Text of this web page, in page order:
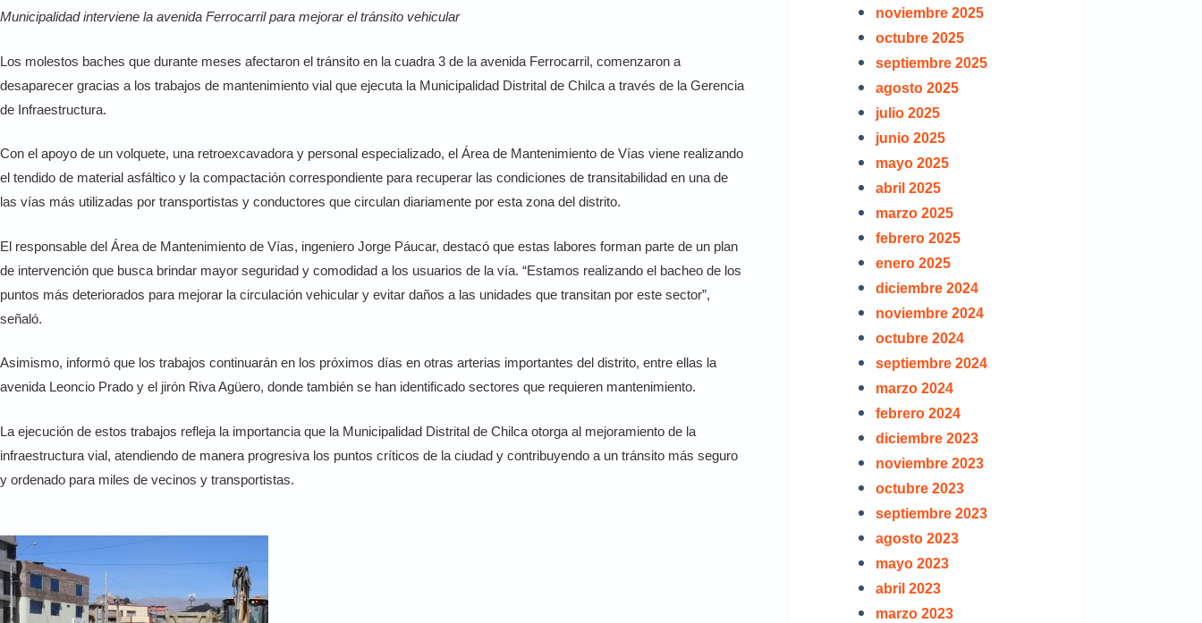
Municipalidad interviene la avenida Ferrocarril para mejorar el tránsito vehicular
Los molestos baches que durante meses afectaron el tránsito en la cuadra 3 de la avenida Ferrocarril, comenzaron a
desaparecer gracias a los trabajos de mantenimiento vial que ejecuta la Municipalidad Distrital de Chilca a través de la Gerencia
de Infraestructura.
Con el apoyo de un volquete, una retroexcavadora y personal especializado, el Área de Mantenimiento de Vías viene realizando
el tendido de material asfáltico y la compactación correspondiente para recuperar las condiciones de transitabilidad en una de
las vías más utilizadas por transportistas y conductores que circulan diariamente por esta zona del distrito.
El responsable del Área de Mantenimiento de Vías, ingeniero Jorge Páucar, destacó que estas labores forman parte de un plan
de intervención que busca brindar mayor seguridad y comodidad a los usuarios de la vía. “Estamos realizando el bacheo de los
puntos más deteriorados para mejorar la circulación vehicular y evitar daños a las unidades que transitan por este sector”,
señaló.
Asimismo, informó que los trabajos continuarán en los próximos días en otras arterias importantes del distrito, entre ellas la
avenida Leoncio Prado y el jirón Riva Agüero, donde también se han identificado sectores que requieren mantenimiento.
La ejecución de estos trabajos refleja la importancia que la Municipalidad Distrital de Chilca otorga al mejoramiento de la
infraestructura vial, atendiendo de manera progresiva los puntos críticos de la ciudad y contribuyendo a un tránsito más seguro
y ordenado para miles de vecinos y transportistas.
noviembre 2025
octubre 2025
septiembre 2025
agosto 2025
julio 2025
junio 2025
mayo 2025
abril 2025
marzo 2025
febrero 2025
enero 2025
diciembre 2024
noviembre 2024
octubre 2024
septiembre 2024
marzo 2024
febrero 2024
diciembre 2023
noviembre 2023
octubre 2023
septiembre 2023
agosto 2023
mayo 2023
abril 2023
marzo 2023